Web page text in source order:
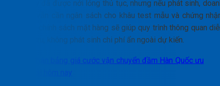
hiện nay đã được nới lỏng thủ tục, nhưng nếu phát sinh,
nghiệp vẫn cần ngân sách cho khâu test mẫu và chứng
Nắm rõ chính sách mặt hàng sẽ giúp quy trình thông quan
ra trơn tru, không phát sinh chi phí ẩn ngoài dự kiến.
Nhận bảng giá cước vận chuyển đầm Hàn Quốc ưu
đãi hôm nay